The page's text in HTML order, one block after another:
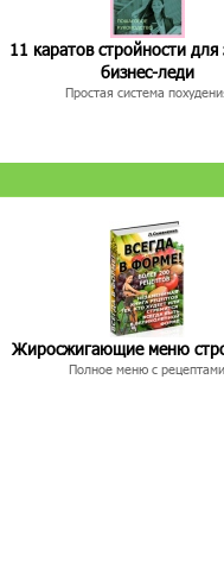
11 каратов стройности для
бизнес-леди
Простая система
Жиросжигающие меню
Полное меню с рецептами